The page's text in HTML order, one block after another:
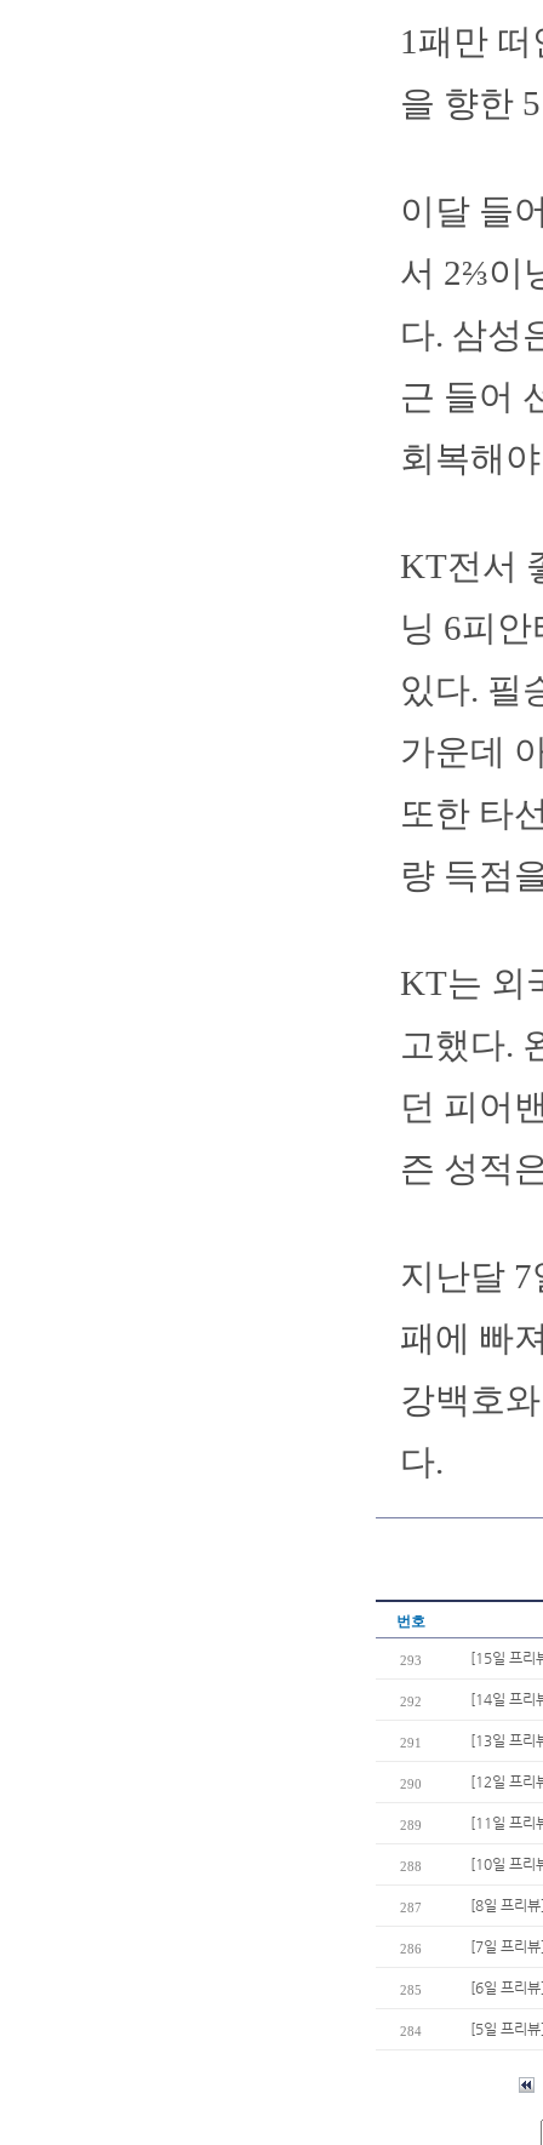
1패만
을 향한
이달 들
서 2⅔이
다. 삼성
근 들어
회복해
KT전서
닝 6피
있다. 필
가운데
또한 타
량 득점
KT는 외
고했다.
던 피어
즌 성적
지난달
패에 빠
강백호
다.
번호
293 [15일 프리
292 [14일 프리
291 [13일 프리
290 [12일 프리
289 [11일 프리
288 [10일 프리
287 [8일 프리
286 [7일 프리
285 [6일 프리
284 [5일 프리